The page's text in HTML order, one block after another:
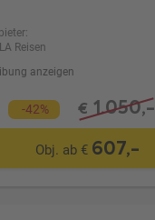
Reisen
anzeigen
-42% € 1.050,-
Obj. ab € 607,-